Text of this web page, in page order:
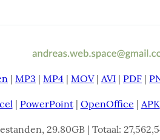
| MP3 | MP4 | MOV| AVI | PDF |
| PowerPoint| OpenOffice | APK
29.80GB | Totaal: